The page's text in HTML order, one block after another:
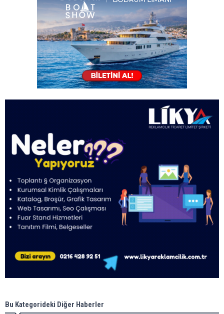
Bu Kategorideki Diğer Haberler